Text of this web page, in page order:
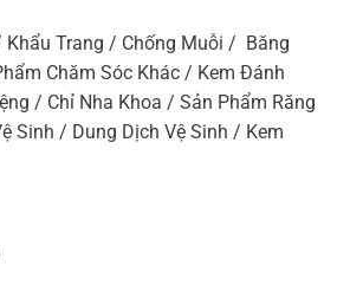
Khẩu Trang / Chống Muỗi / Băng
Chăm Sóc Khác / Kem Đánh
/ Chỉ Nha Khoa / Sản Phẩm Răng
Sinh / Dung Dịch Vệ Sinh / Kem